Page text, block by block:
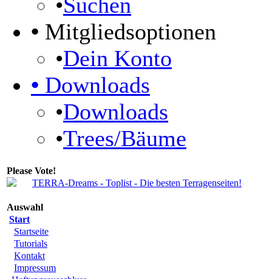
• Mitgliedsoptionen
•Dein Konto
• Downloads
•Downloads
•Trees/Bäume
Please Vote!
Auswahl
Start
Startseite
Tutorials
Kontakt
Impressum